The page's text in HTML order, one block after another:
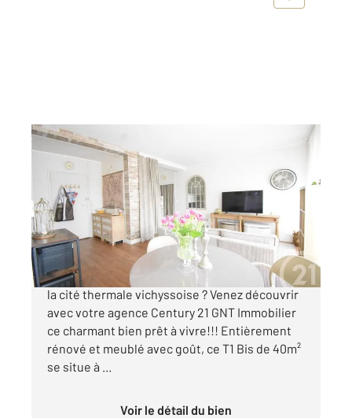
VICHY 03
39,62 m2 , 2 pièces
Ref : 1573
Appartement T1 à vendre
120 000 €
Vous recherchez un appartement au cœur de
la cité thermale vichyssoise ? Venez découvrir
avec votre agence Century 21 GNT Immobilier
ce charmant bien prêt à vivre!!! Entièrement
rénové et meublé avec goût, ce T1 Bis de 40m²
se situe à ...
Voir le détail du bien